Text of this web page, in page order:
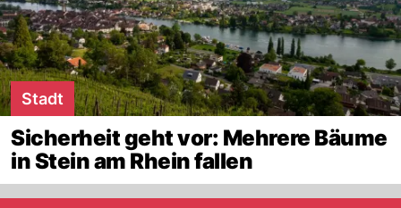
Stadt
Sicherheit geht vor: Mehrere Bäume
in Stein am Rhein fallen